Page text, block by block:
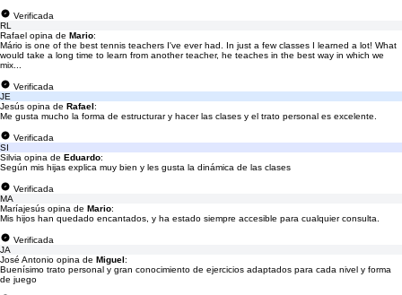
Verificada
RL
Rafael opina de Mario:
Mário is one of the best tennis teachers I've ever had. In just a few classes I learned a lot! What
would take a long time to learn from another teacher, he teaches in the best way in which we
mix...
Verificada
JE
Jesús opina de Rafael:
Me gusta mucho la forma de estructurar y hacer las clases y el trato personal es excelente.
Verificada
SI
Silvia opina de Eduardo:
Según mis hijas explica muy bien y les gusta la dinámica de las clases
Verificada
MA
Maríajesús opina de Mario:
Mis hijos han quedado encantados, y ha estado siempre accesible para cualquier consulta.
Verificada
JA
José Antonio opina de Miguel:
Buenísimo trato personal y gran conocimiento de ejercicios adaptados para cada nivel y forma
de juego